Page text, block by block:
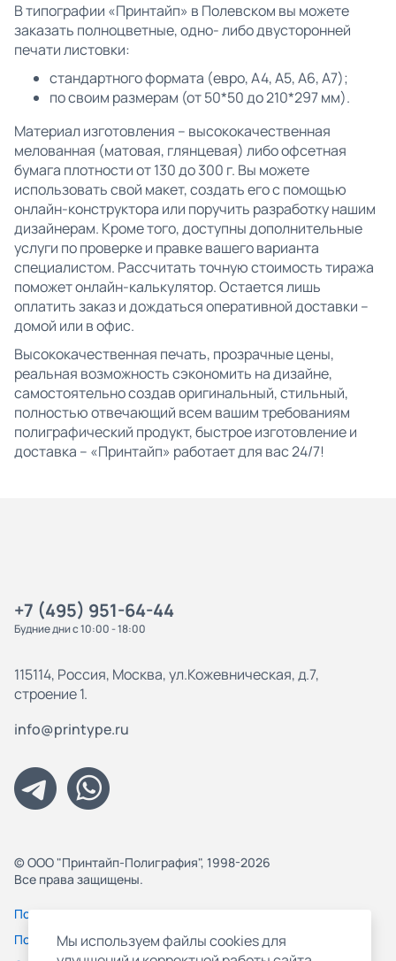
В типографии «Принтайп» в Полевском вы можете
заказать полноцветные, одно- либо двусторонней
печати листовки:
стандартного формата (евро, А4, А5, А6, А7);
по своим размерам (от 50*50 до 210*297 мм).
Материал изготовления – высококачественная
мелованная (матовая, глянцевая) либо офсетная
бумага плотности от 130 до 300 г. Вы можете
использовать свой макет, создать его с помощью
онлайн-конструктора или поручить разработку нашим
дизайнерам. Кроме того, доступны дополнительные
услуги по проверке и правке вашего варианта
специалистом. Рассчитать точную стоимость тиража
поможет онлайн-калькулятор. Остается лишь
оплатить заказ и дождаться оперативной доставки –
домой или в офис.
Высококачественная печать, прозрачные цены,
реальная возможность сэкономить на дизайне,
самостоятельно создав оригинальный, стильный,
полностью отвечающий всем вашим требованиям
полиграфический продукт, быстрое изготовление и
доставка – «Принтайп» работает для вас 24/7!
+7 (495) 951-64-44
Будние дни с 10:00 - 18:00
115114, Россия, Москва, ул.Кожевническая, д.7,
строение 1.
info@printype.ru
© ООО "Принтайп-Полиграфия", 1998-2026
Все права защищены.
Политика конфиденциальности
Пользовательское соглашение
Мы используем файлы cookies для